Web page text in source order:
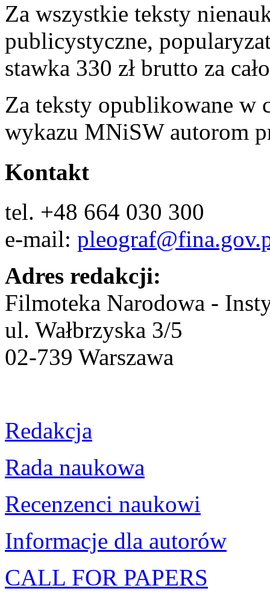
Za wszystkie teksty
publicystyczne,
stawka 330 zł brutto za
Za teksty opublikowane w
wykazu MNiSW autorom
Kontakt
tel. +48 664 030 300
e-mail:
Adres redakcji:
Filmoteka Narodowa -
ul. Wałbrzyska 3/5
02-739 Warszawa
Redakcja
Rada naukowa
Recenzenci naukowi
Informacje dla autorów
CALL FOR PAPERS